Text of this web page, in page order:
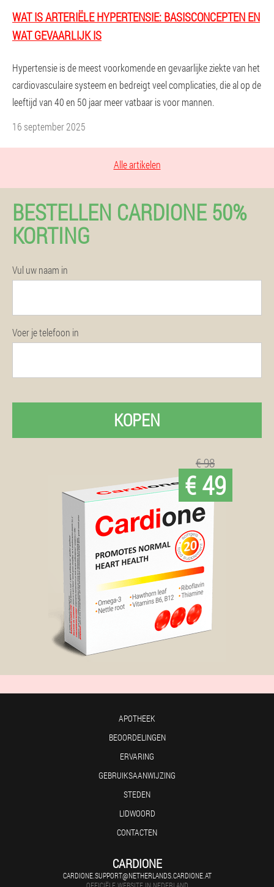
WAT IS ARTERIËLE HYPERTENSIE: BASISCONCEPTEN EN
WAT GEVAARLIJK IS
Hypertensie is de meest voorkomende en gevaarlijke ziekte van het
cardiovasculaire systeem en bedreigt veel complicaties, die al op de
leeftijd van 40 en 50 jaar meer vatbaar is voor mannen.
16 september 2025
Alle artikelen
BESTELLEN CARDIONE 50%
KORTING
Vul uw naam in
Voer je telefoon in
KOPEN
€ 98
€ 49
APOTHEEK
BEOORDELINGEN
ERVARING
GEBRUIKSAANWIJZING
STEDEN
LIDWOORD
CONTACTEN
CARDIONE
CARDIONE.SUPPORT@NETHERLANDS.CARDIONE.AT